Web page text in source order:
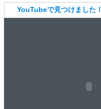
YouTubeで見つけました！